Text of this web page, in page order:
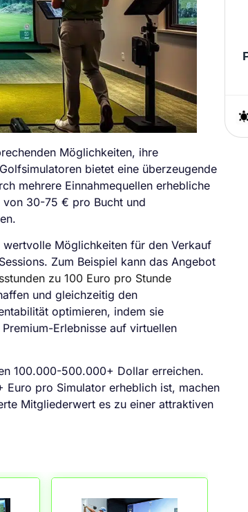
Möglichkeiten, ihre
bietet eine überzeugende
mehrere Einnahmequellen erhebliche
von 30-75 € pro Bucht und
Möglichkeiten für den Verkauf
Zum Beispiel kann das Angebot
zu 100 Euro pro Stunde
und gleichzeitig den
optimieren, indem sie
Erlebnisse auf virtuellen
100.000-500.000+ Dollar erreichen.
pro Simulator erheblich ist, machen
Mitgliederwert es zu einer attraktiven